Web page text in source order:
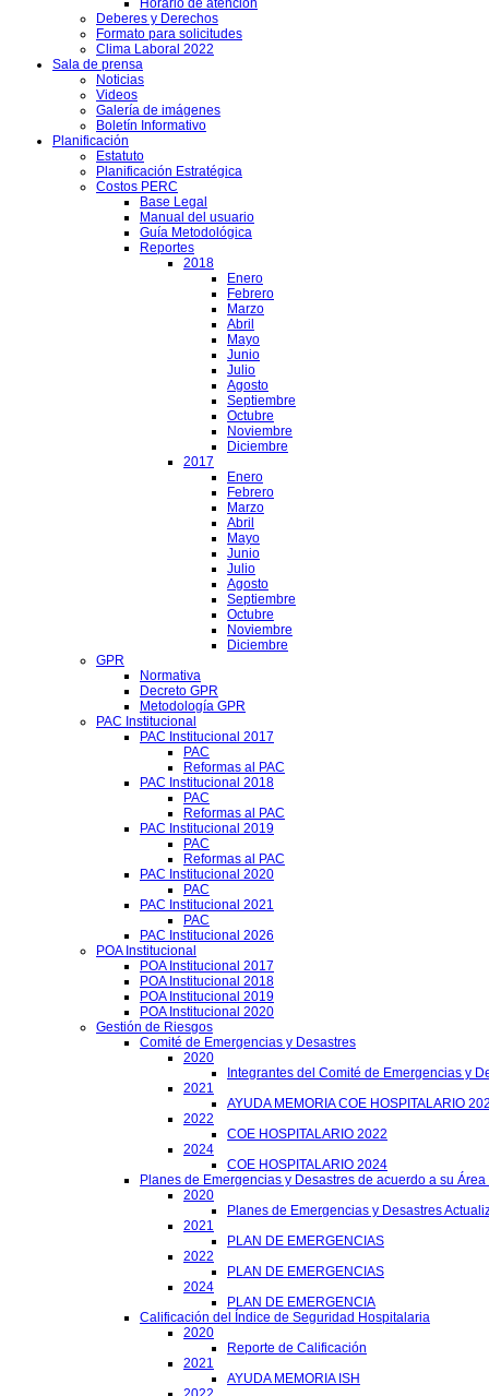
Horario de atención
Deberes y Derechos
Formato para solicitudes
Clima Laboral 2022
Sala de prensa
Noticias
Videos
Galería de imágenes
Boletín Informativo
Planificación
Estatuto
Planificación Estratégica
Costos PERC
Base Legal
Manual del usuario
Guía Metodológica
Reportes
2018
Enero
Febrero
Marzo
Abril
Mayo
Junio
Julio
Agosto
Septiembre
Octubre
Noviembre
Diciembre
2017
Enero
Febrero
Marzo
Abril
Mayo
Junio
Julio
Agosto
Septiembre
Octubre
Noviembre
Diciembre
GPR
Normativa
Decreto GPR
Metodología GPR
PAC Institucional
PAC Institucional 2017
PAC
Reformas al PAC
PAC Institucional 2018
PAC
Reformas al PAC
PAC Institucional 2019
PAC
Reformas al PAC
PAC Institucional 2020
PAC
PAC Institucional 2021
PAC
PAC Institucional 2026
POA Institucional
POA Institucional 2017
POA Institucional 2018
POA Institucional 2019
POA Institucional 2020
Gestión de Riesgos
Comité de Emergencias y Desastres
2020
Integrantes del Comité de Emergencias y
2021
AYUDA MEMORIA COE HOSPITALARIO
2022
COE HOSPITALARIO 2022
2024
COE HOSPITALARIO 2024
Planes de Emergencias y Desastres de acuerdo a su
2020
Planes de Emergencias y Desastres
2021
PLAN DE EMERGENCIAS
2022
PLAN DE EMERGENCIAS
2024
PLAN DE EMERGENCIA
Calificación del Índice de Seguridad Hospitalaria
2020
Reporte de Calificación
2021
AYUDA MEMORIA ISH